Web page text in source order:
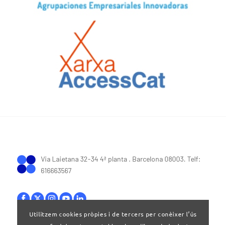
Via Laietana 32-34 4ª planta . Barcelona 08003. Telf:
616663567
Utilitzem cookies pròpies i de tercers per conèixer l’ús